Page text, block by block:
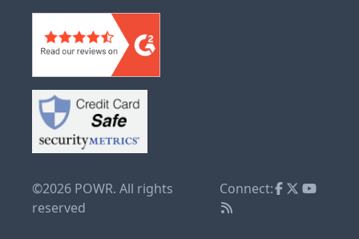
©2026 POWR. All rights
reserved
Connect: